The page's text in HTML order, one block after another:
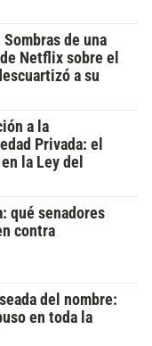
de una
Netflix sobre el
a su
a la
Privada: el
la Ley del
qué senadores
contra
del nombre:
en toda la